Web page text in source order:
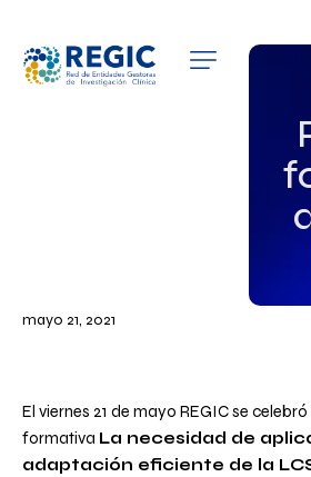
QUIÉNES SOMOS
GRUPOS DE
mayo 21, 2021
El viernes 21 de mayo REGIC se
formativa La necesidad de
adaptación eficiente de la